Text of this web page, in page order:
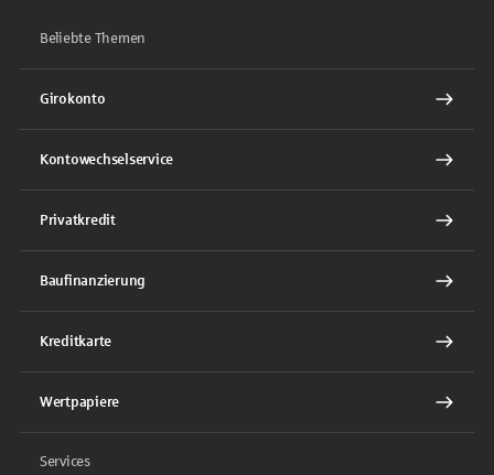
Beliebte Themen
Girokonto
Kontowechselservice
Privatkredit
Baufinanzierung
Kreditkarte
Wertpapiere
Services